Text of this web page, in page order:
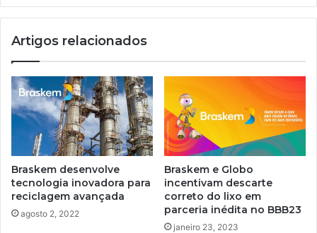
de
Artigos relacionados
Braskem desenvolve
tecnologia inovadora para
reciclagem avançada
agosto 2, 2022
Braskem e Globo
incentivam descarte
correto do lixo em
parceria inédita no BBB23
janeiro 23, 2023